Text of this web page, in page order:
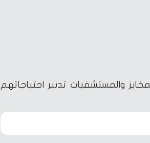
والمستشفيات تدبير احتياجاتهم